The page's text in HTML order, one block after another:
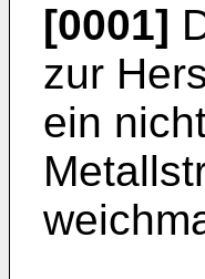
[0001]
zur
ein